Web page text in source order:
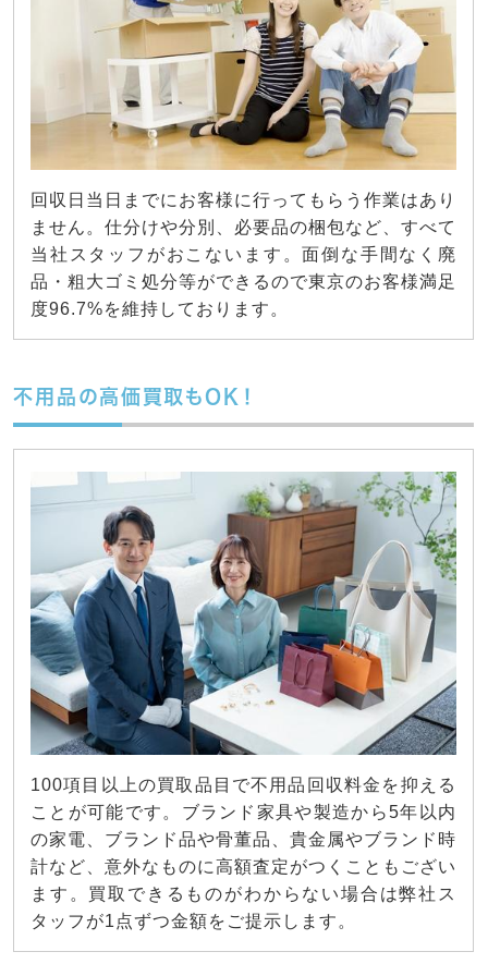
回収日当日までにお客様に行ってもらう作業はあり
ません。仕分けや分別、必要品の梱包など、すべて
当社スタッフがおこないます。面倒な手間なく廃
品・粗大ゴミ処分等ができるので東京のお客様満足
度96.7%を維持しております。
不用品の高価買取もOK！
100項目以上の買取品目で不用品回収料金を抑える
ことが可能です。ブランド家具や製造から5年以内
の家電、ブランド品や骨董品、貴金属やブランド時
計など、意外なものに高額査定がつくこともござい
ます。買取できるものがわからない場合は弊社ス
タッフが1点ずつ金額をご提示します。